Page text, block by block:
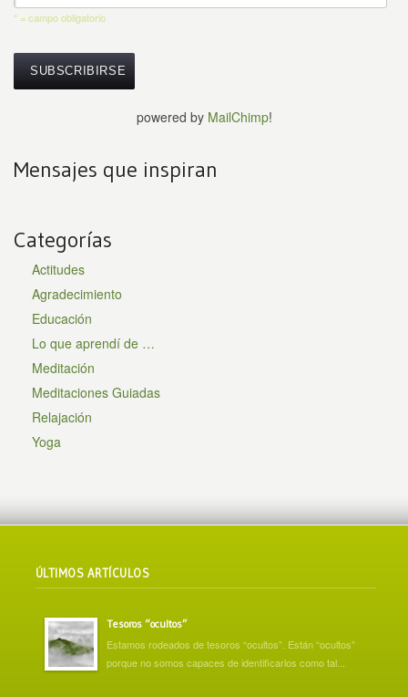
* = campo obligatorio
powered by MailChimp!
Mensajes que inspiran
Categorías
Actitudes
Agradecimiento
Educación
Lo que aprendí de …
Meditación
Meditaciones Guiadas
Relajación
Yoga
ÚLTIMOS ARTÍCULOS
Tesoros “ocultos”
Estamos rodeados de tesoros “ocultos”. Están “ocultos”
porque no somos capaces de identificarlos como tal...